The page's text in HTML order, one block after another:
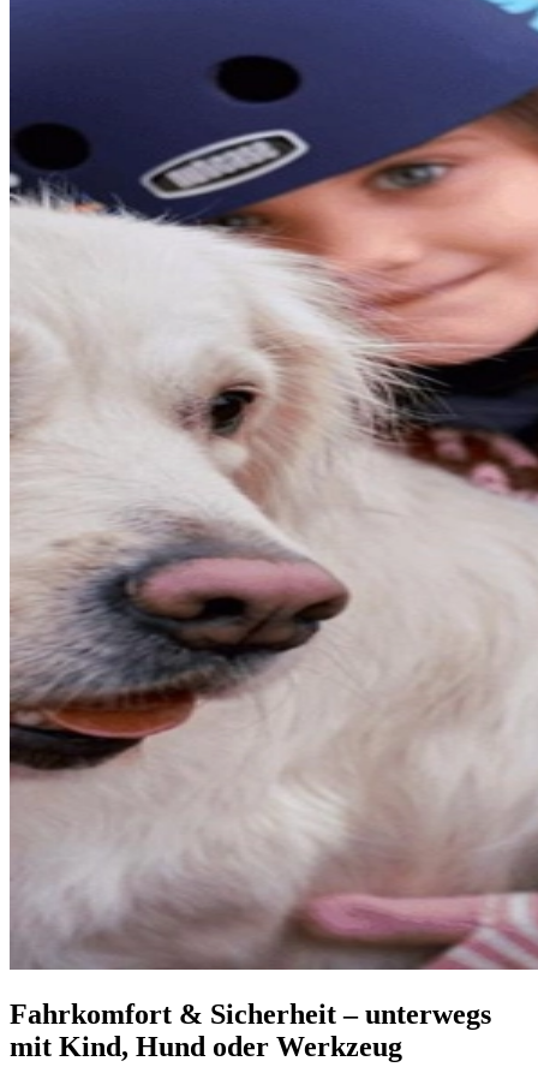
Fahrkomfort & Sicherheit – unterwegs
mit Kind, Hund oder Werkzeug